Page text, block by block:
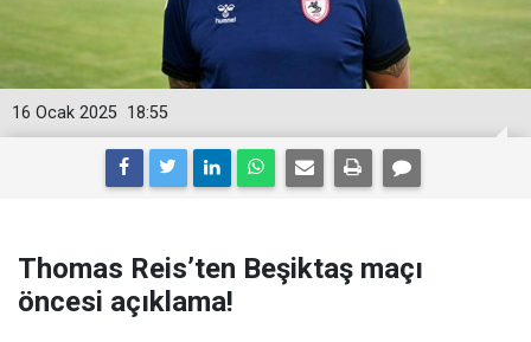
18:55
16 Ocak 2025
Thomas Reis’ten Beşiktaş maçı
öncesi açıklama!